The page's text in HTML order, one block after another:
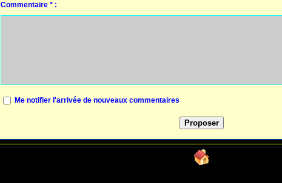
Commentaire * :
Me notifier l'arrivée de nouveaux commentaires